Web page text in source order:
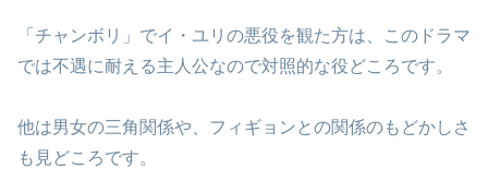
「チャンボリ」でイ・ユリの悪役を観た方は、このドラマ
では不遇に耐える主人公なので対照的な役どころです。
他は男女の三角関係や、フィギョンとの関係のもどかしさ
も見どころです。